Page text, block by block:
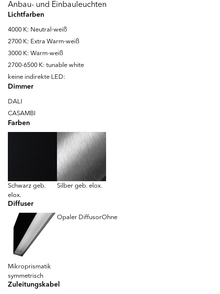
Anbau- und Einbauleuchten
Lichtfarben
4000 K: Neutral-weiß
2700 K: Extra Warm-weiß
3000 K: Warm-weiß
2700-6500 K: tunable white
keine indirekte LED:
Dimmer
DALI
CASAMBI
Farben
Schwarz geb.
elox.
Silber geb. elox.
Diffuser
Mikroprismatik
symmetrisch
Opaler DiffusorOhne
Zuleitungskabel